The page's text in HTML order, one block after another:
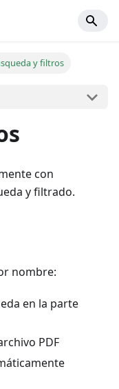
y filtros
con
y filtrado.
nombre:
en la parte
PDF